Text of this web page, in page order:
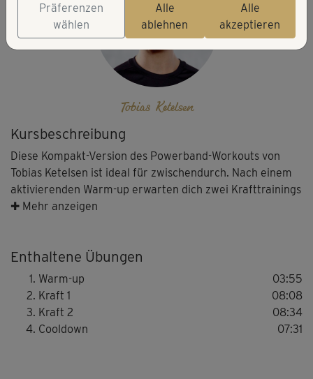
Kursbeschreibung
Diese Kompakt-Version des Powerband-Workouts von
Tobias Ketelsen ist ideal für zwischendurch. Nach einem
aktivierenden Warm-up erwarten dich zwei Krafttrainings
für den ganzen Körper, die dir mehr Power, Beweglichkeit
Trainingslevel passt. So vermeidest du Über- oder
Unterforderung. Tobi hält viele Übungsvarianten für dich
bereit, sodass du Schritt für Schritt in Form kommen
kannst. Ein Cooldown am Ende rundet diese Einheit
perfekt ab.
✚ Mehr anzeigen
Enthaltene Übungen
Warm-up
03:55
Kraft 1
08:08
Kraft 2
08:34
Cooldown
07:31
Tobias Ketelsen
Präferenzen
wählen
Alle
ablehnen
Alle
akzeptieren